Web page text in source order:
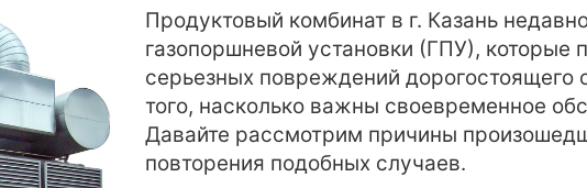
Продуктовый комбинат в г. Казань
газопоршневой установки (ГПУ), которые
серьезных повреждений
того, насколько важны своевременное
Давайте рассмотрим причины
повторения подобных случаев.